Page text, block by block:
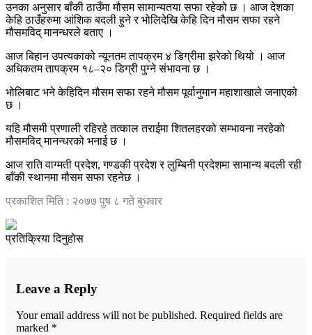
उनका अनुसार बाँकी ठाउँमा मौसम सामान्यतया सफा रहेको छ । आज देशका
केहि ठाउँहरुमा आंशिक बदली हुने र भोलिदेखि केहि दिन मौसम सफा रहने
मौसमविद् मानन्धरले बताए ।
आज बिहान उपत्यकाको न्यूनतम तापक्रम ४ डिग्रीमा झरेको थियो । आज
अधिकतम तापक्रम १८–२० डिग्री पुग्ने संभावना छ ।
भोलिबाट भने केहिदिन मौसम सफा रहने मौसम पूर्वानुमान महाशाखाले जनाएको
छ ।
यहि मौसमी प्रणाली रहिरहे तत्काल तराईमा शितलहरको सम्भावना नरहेको
मौसमविद् मानन्धरको भनाई छ ।
आज राति वाग्मती प्रदेश, गण्डकी प्रदेश र लुम्बिनी प्रदेशमा सामान्य बदली रही
बाँकी स्थानमा मौसम सफा रहनेछ ।
प्रकाशित मिति : २०७७ पुष ८ गते बुधवार
प्रतिक्रिया दिनुहोस
Leave a Reply
Your email address will not be published. Required fields are
marked *